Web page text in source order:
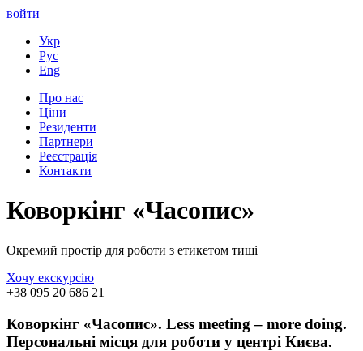
войти
Укр
Рус
Eng
Про нас
Ціни
Резиденти
Партнери
Реєстрація
Контакти
Коворкінг «Часопис»
Окремий простір для роботи з етикетом тиші
Хочу екскурсію
+38 095 20 686 21
Коворкінг «Часопис». Less meeting – more doing.
Персональні місця для роботи у центрі Києва.